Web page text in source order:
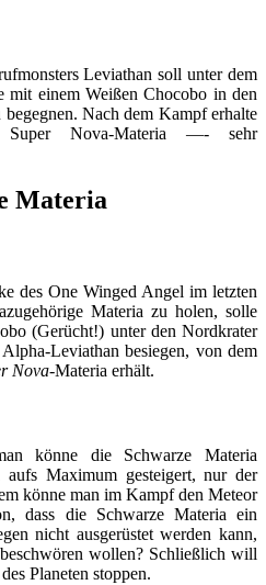
Leviathan soll unter dem
mit einem Weißen Chocobo in den
Nach dem Kampf erhalte
Nova-Materia —- sehr
Materia
des One Winged Angel im letzten
Materia zu holen, solle
(Gerücht!) unter den Nordkrater
Leviathan besiegen, von dem
Nova-Materia erhält.
könne die Schwarze Materia
aufs Maximum gesteigert, nur der
könne man im Kampf den Meteor
dass die Schwarze Materia ein
nicht ausgerüstet werden kann,
wollen? Schließlich will
Planeten stoppen.